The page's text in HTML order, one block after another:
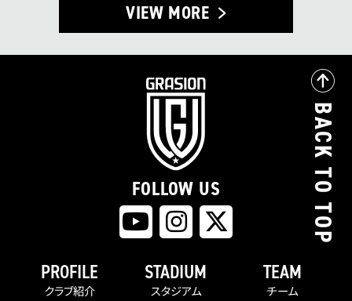
VIEW MORE
FOLLOW US
PROFILE
クラブ紹介
STADIUM
スタジアム
TEAM
チーム
BACK TO TOP